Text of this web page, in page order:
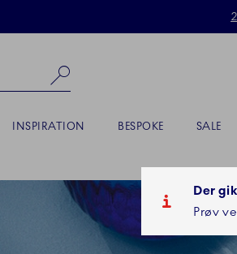
Søg produkter,
INSPIRATION BESPOKE SALE
Der
Prøv